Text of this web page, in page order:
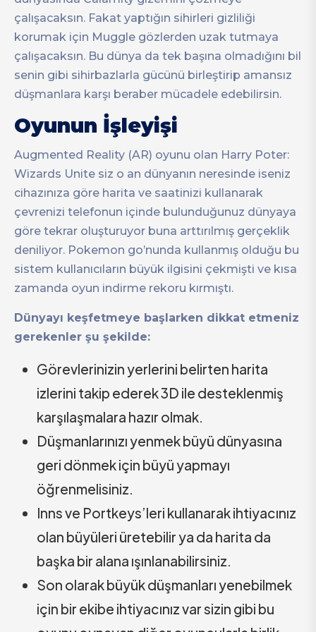
çalışacaksın. Fakat yaptığın sihirleri gizliliği
korumak için Muggle gözlerden uzak tutmaya
çalışacaksın. Bu dünya da tek başına olmadığını bil
senin gibi sihirbazlarla gücünü birleştirip amansız
düşmanlara karşı beraber mücadele edebilirsin.
Oyunun İşleyişi
Augmented Reality (AR) oyunu olan Harry Poter:
Wizards Unite siz o an dünyanın neresinde iseniz
cihazınıza göre harita ve saatinizi kullanarak
çevrenizi telefonun içinde bulunduğunuz dünyaya
göre tekrar oluşturuyor buna arttırılmış gerçeklik
deniliyor. Pokemon go’nunda kullanmış olduğu bu
sistem kullanıcıların büyük ilgisini çekmişti ve kısa
zamanda oyun indirme rekoru kırmıştı.
Dünyayı keşfetmeye başlarken dikkat etmeniz
gerekenler şu şekilde:
Görevlerinizin yerlerini belirten harita
izlerini takip ederek 3D ile desteklenmiş
karşılaşmalara hazır olmak.
Düşmanlarınızı yenmek büyü dünyasına
geri dönmek için büyü yapmayı
öğrenmelisiniz.
Inns ve Portkeys’leri kullanarak ihtiyacınız
olan büyüleri üretebilir ya da harita da
başka bir alana ışınlanabilirsiniz.
Son olarak büyük düşmanları yenebilmek
için bir ekibe ihtiyacınız var sizin gibi bu